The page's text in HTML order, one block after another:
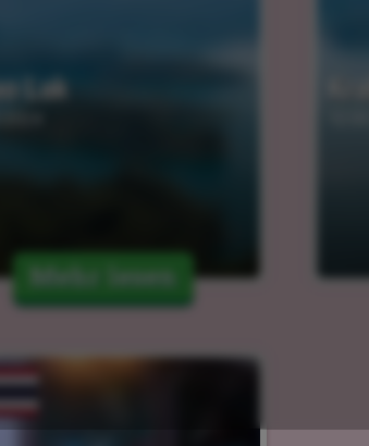
Lak
Mehr lesen